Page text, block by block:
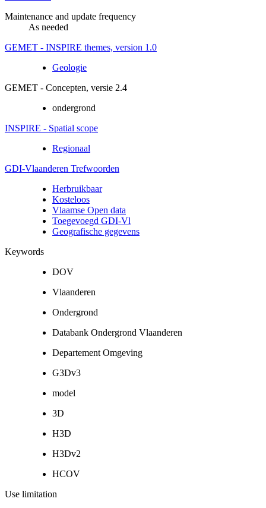
Maintenance and update frequency
As needed
GEMET - INSPIRE themes, version 1.0
Geologie
GEMET - Concepten, versie 2.4
ondergrond
INSPIRE - Spatial scope
Regionaal
GDI-Vlaanderen Trefwoorden
Herbruikbaar
Kosteloos
Vlaamse Open data
Toegevoegd GDI-Vl
Geografische gegevens
Keywords
DOV
Vlaanderen
Ondergrond
Databank Ondergrond Vlaanderen
Departement Omgeving
G3Dv3
model
3D
H3D
H3Dv2
HCOV
Use limitation